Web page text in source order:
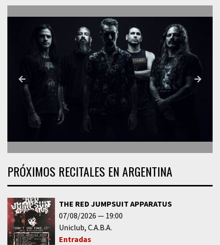
PRÓXIMOS RECITALES EN ARGENTINA
THE RED JUMPSUIT APPARATUS
07/08/2026
19:00
Uniclub C.A.B.A.
Entradas